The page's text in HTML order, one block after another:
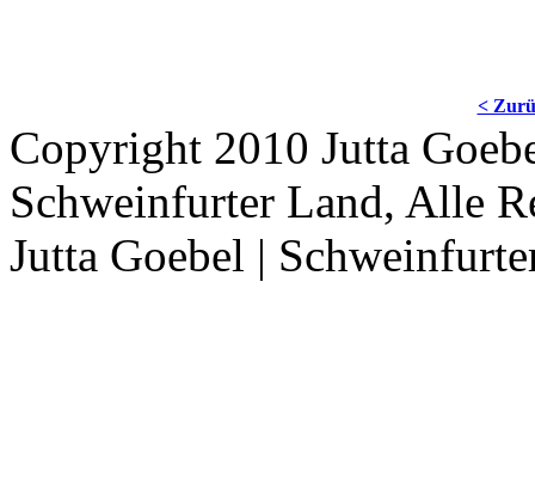
<
Copyright 2010 Jutta
Schweinfurter Land, Alle
Jutta Goebel |